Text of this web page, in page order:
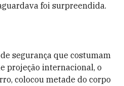
foi surpreendida.
segurança que costumam
projeção internacional, o
colocou metade do corpo